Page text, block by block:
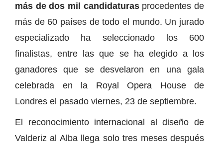
más de dos mil candidaturasprocedentes de
más de 60 países de todo el mundo. Un jurado
especializado ha seleccionado los 600
finalistas, entre las que se ha elegido a los
ganadores que se desvelaron en una gala
celebrada en la Royal Opera House de
Londres el pasado viernes, 23 de septiembre.
El reconocimiento internacional al diseño de
Valderiz al Alba llega solo tres meses después